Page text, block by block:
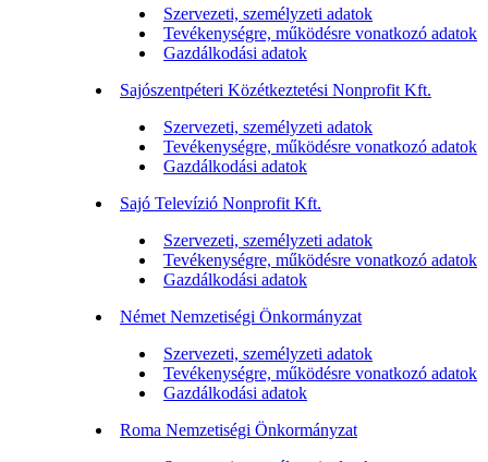
Szervezeti, személyzeti adatok
Tevékenységre, működésre vonatkozó adatok
Gazdálkodási adatok
Sajószentpéteri Közétkeztetési Nonprofit Kft.
Szervezeti, személyzeti adatok
Tevékenységre, működésre vonatkozó adatok
Gazdálkodási adatok
Sajó Televízió Nonprofit Kft.
Szervezeti, személyzeti adatok
Tevékenységre, működésre vonatkozó adatok
Gazdálkodási adatok
Német Nemzetiségi Önkormányzat
Szervezeti, személyzeti adatok
Tevékenységre, működésre vonatkozó adatok
Gazdálkodási adatok
Roma Nemzetiségi Önkormányzat